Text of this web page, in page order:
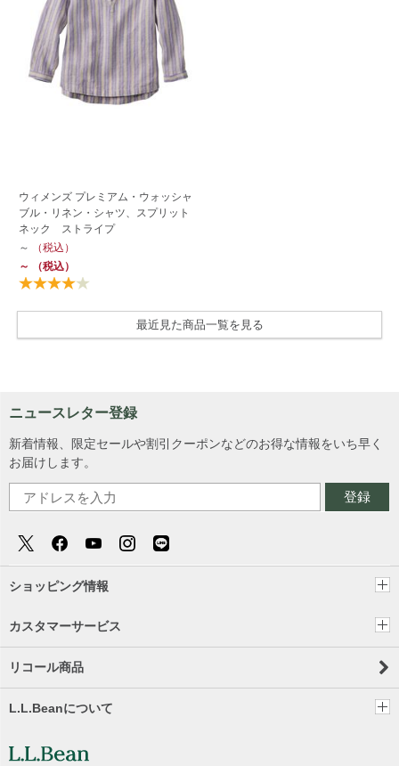
ウィメンズ プレミアム・ウォッシャ
ブル・リネン・シャツ、スプリット
ネック ストライプ
～
（税込）
～
（税込）
最近見た商品一覧を見る
ニュースレター登録
新着情報、限定セールや割引クーポンなどのお得な情報をいち早く
お届けします。
登録
ショッピング情報
カスタマーサービス
リコール商品
L.L.Beanについて